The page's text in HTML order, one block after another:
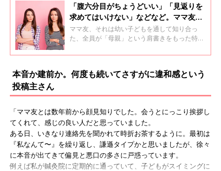
「腹六分目がちょうどいい」「見返りを
求めてはいけない」などなど。ママ友関
係で学んだこと
ママ友、それは幼い子どもを通して知り合っ
た、全員が「母親」という肩書きをもった特別
という声もある一方、「友」とあるけれどただ
ンズパーク」に「なんだかなー、と思うことが
学んだことを教えてください」という声が届き
本音か建前か。何度も続いてさすがに違和感という
投稿主さん
「ママ友とは数年前から顔見知りでした。会うとにっこり挨拶し
てくれて、感じの良い人だと思っていました。
ある日、いきなり連絡先を聞かれて時折お茶するように。最初は
『私なんて〜』を繰り返し、謙遜タイプかと思いましたが、徐々
に本音が出てきて偏見と悪口の多さに戸惑っています。
例えば私が鍼灸院に定期的に通っていて、子どもがスイミングに